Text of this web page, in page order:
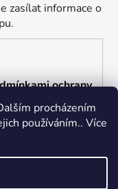
procházením
používáním.. Více
zasílat informace o
ochrany